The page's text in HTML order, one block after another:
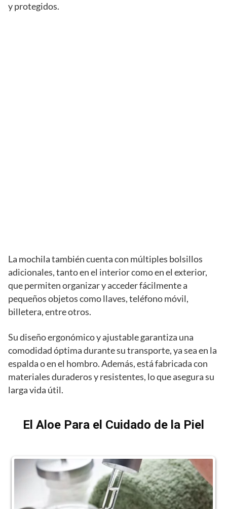
y protegidos.
La mochila también cuenta con múltiples bolsillos
adicionales, tanto en el interior como en el exterior,
que permiten organizar y acceder fácilmente a
pequeños objetos como llaves, teléfono móvil,
billetera, entre otros.
Su diseño ergonómico y ajustable garantiza una
comodidad óptima durante su transporte, ya sea en la
espalda o en el hombro. Además, está fabricada con
materiales duraderos y resistentes, lo que asegura su
larga vida útil.
El Aloe Para el Cuidado de la Piel